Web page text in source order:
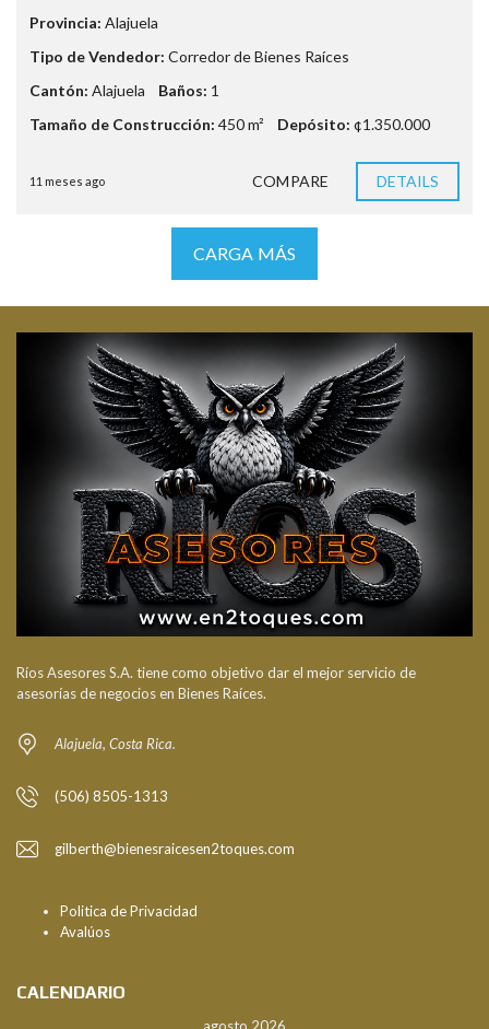
Provincia: Alajuela
Tipo de Vendedor: Corredor de Bienes Raíces
Cantón: Alajuela Baños: 1
Tamaño de Construcción: 450 m² Depósito: ¢1.350.000
11 meses ago COMPARE DETAILS
CARGA MÁS
Ríos Asesores S.A. tiene como objetivo dar el mejor servicio de
asesorías de negocios en Bienes Raíces.
Alajuela, Costa Rica.
(506) 8505-1313
gilberth@bienesraicesen2toques.com
Politica de Privacidad
Avalúos
CALENDARIO